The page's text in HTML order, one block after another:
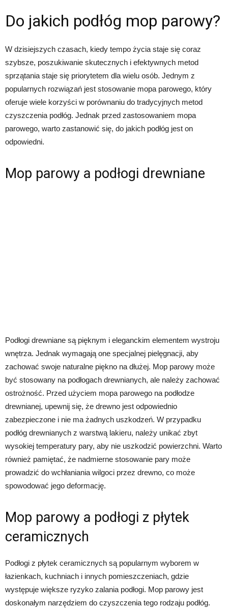
Do jakich podłóg mop parowy?
W dzisiejszych czasach, kiedy tempo życia staje się coraz
szybsze, poszukiwanie skutecznych i efektywnych metod
sprzątania staje się priorytetem dla wielu osób. Jednym z
popularnych rozwiązań jest stosowanie mopa parowego, który
oferuje wiele korzyści w porównaniu do tradycyjnych metod
czyszczenia podłóg. Jednak przed zastosowaniem mopa
parowego, warto zastanowić się, do jakich podłóg jest on
odpowiedni.
Mop parowy a podłogi drewniane
Podłogi drewniane są pięknym i eleganckim elementem wystroju
wnętrza. Jednak wymagają one specjalnej pielęgnacji, aby
zachować swoje naturalne piękno na dłużej. Mop parowy może
być stosowany na podłogach drewnianych, ale należy zachować
ostrożność. Przed użyciem mopa parowego na podłodze
drewnianej, upewnij się, że drewno jest odpowiednio
zabezpieczone i nie ma żadnych uszkodzeń. W przypadku
podłóg drewnianych z warstwą lakieru, należy unikać zbyt
wysokiej temperatury pary, aby nie uszkodzić powierzchni. Warto
również pamiętać, że nadmierne stosowanie pary może
prowadzić do wchłaniania wilgoci przez drewno, co może
spowodować jego deformację.
Mop parowy a podłogi z płytek
ceramicznych
Podłogi z płytek ceramicznych są popularnym wyborem w
łazienkach, kuchniach i innych pomieszczeniach, gdzie
występuje większe ryzyko zalania podłogi. Mop parowy jest
doskonałym narzędziem do czyszczenia tego rodzaju podłóg.